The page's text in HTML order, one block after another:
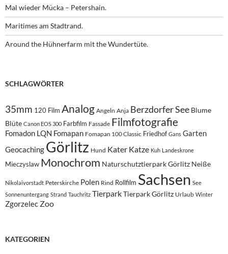
Mal wieder Mücka – Petershain.
Maritimes am Stadtrand.
Around the Hühnerfarm mit the Wundertüte.
SCHLAGWÖRTER
35mm 120 Film Analog Angeln Anja Berzdorfer See Blume
Blüte Canon EOS 300 Farbfilm Fassade Filmfotografie
Fomadon LQN Fomapan Fomapan 100 Classic Friedhof Gans Garten
Geocaching Görlitz Hund Kater Katze Kuh Landeskrone
Mieczyslaw Monochrom Naturschutztierpark Görlitz Neiße
Nikolaivorstadt Peterskirche Polen Rind Rollfilm Sachsen See
Sonnenuntergang Strand Tauchritz TierparkTierpark Görlitz Urlaub Winter
Zgorzelec Zoo
KATEGORIEN